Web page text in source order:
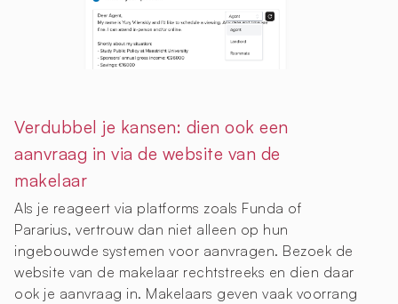
Verdubbel je kansen: dien ook een
aanvraag in via de website van de
makelaar
Als je reageert via platforms zoals Funda of
Pararius, vertrouw dan niet alleen op hun
ingebouwde systemen voor aanvragen. Bezoek de
website van de makelaar rechtstreeks en dien daar
ook je aanvraag in. Makelaars geven vaak voorrang